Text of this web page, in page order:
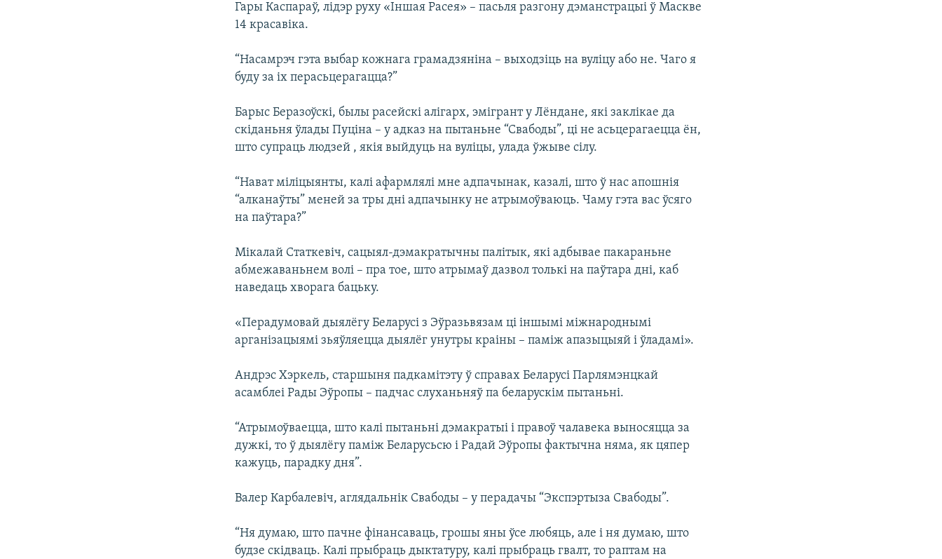
Гары Каспараў, лідэр руху «Іншая Расея» – пасьля разгону дэманстрацыі ў Маскве
14 красавіка.
“Насамрэч гэта выбар кожнага грамадзяніна – выходзіць на вуліцу або не. Чаго я
буду за іх перасьцерагацца?”
Барыс Беразоўскі, былы расейскі алігарх, эмігрант у Лёндане, які заклікае да
скіданьня ўлады Пуціна – у адказ на пытаньне “Свабоды”, ці не асьцерагаецца ён,
што супраць людзей , якія выйдуць на вуліцы, улада ўжыве сілу.
“Нават міліцыянты, калі афармлялі мне адпачынак, казалі, што ў нас апошнія
“алканаўты” меней за тры дні адпачынку не атрымоўваюць. Чаму гэта вас ўсяго
на паўтара?”
Мікалай Статкевіч, сацыял-дэмакратычны палітык, які адбывае пакараньне
абмежаваньнем волі – пра тое, што атрымаў дазвол толькі на паўтара дні, каб
наведаць хворага бацьку.
«Перадумовай дыялёгу Беларусі з Эўразьвязам ці іншымі міжнароднымі
арганізацыямі зьяўляецца дыялёг унутры краіны – паміж апазыцыяй і ўладамі».
Андрэс Хэркель, старшыня падкамітэту ў справах Беларусі Парлямэнцкай
асамблеі Рады Эўропы – падчас слуханьняў па беларускім пытаньні.
“Атрымоўваецца, што калі пытаньні дэмакратыі і правоў чалавека выносяцца за
дужкі, то ў дыялёгу паміж Беларусьсю і Радай Эўропы фактычна няма, як цяпер
кажуць, парадку дня”.
Валер Карбалевіч, аглядальнік Свабоды – у перадачы “Экспэртыза Свабоды”.
“Ня думаю, што пачне фінансаваць, грошы яны ўсе любяць, але і ня думаю, што
будзе скідваць. Калі прыбраць дыктатуру, калі прыбраць гвалт, то раптам на